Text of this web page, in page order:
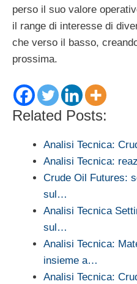
perso il suo valore
il range di interesse di
che verso il basso,
prossima.
Related Posts:
Analisi Tecnica:
Analisi Tecnica:
Crude Oil Futures:
sul…
Analisi Tecnica
sul…
Analisi Tecnica:
insieme a…
Analisi Tecnica: